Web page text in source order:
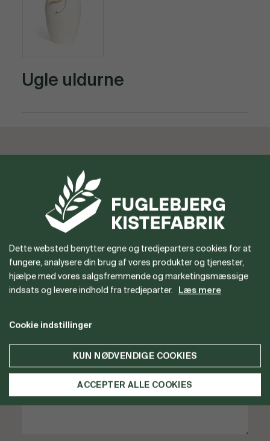
Ugle uldurne
Vil du gerne være forhandler
eller har du spørgsmål?
Dette websted benytter egne og tredjeparters cookies for at
fungere, analysere din brug af vores produkter og tjenester,
hjælpe med vores salgsfremmende og marketingsmæssige
indsats og levere indhold fra tredjeparter. Læs mere
Cookie indstillinger
KUN NØDVENDIGE COOKIES
ACCEPTER ALLE COOKIES